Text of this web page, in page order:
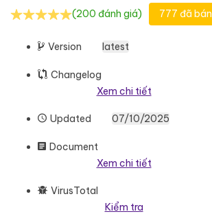
(200 đánh giá) 777 đã bán
Version latest
Changelog
Xem chi tiết
Updated 07/10/2025
Document
Xem chi tiết
VirusTotal
Kiểm tra